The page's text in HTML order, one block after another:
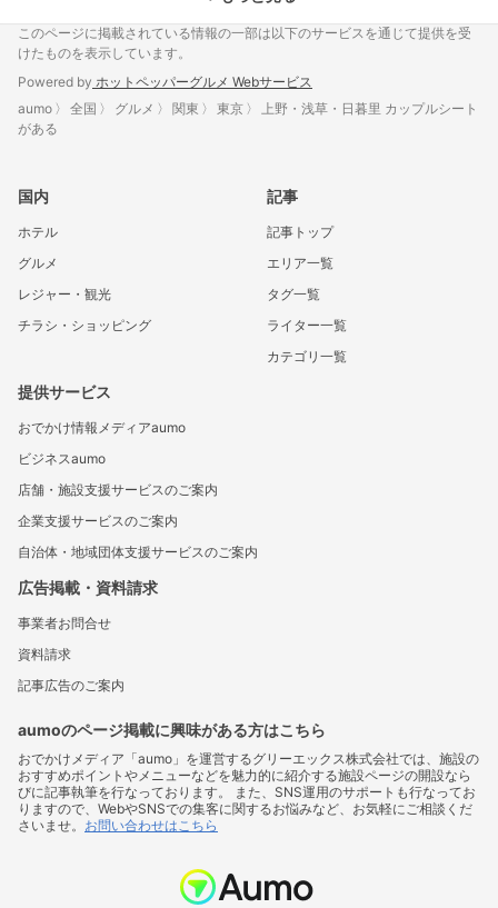
このページに掲載されている情報の一部は以下のサービスを通じて提供を受
けたものを表示しています。
Powered by ホットペッパーグルメ Webサービス
aumo
全国 グルメ 関東 東京
上野・浅草・日暮里 カップルシート
がある
国内
ホテル
グルメ
レジャー・観光
チラシ・ショッピング
記事
記事トップ
エリア一覧
タグ一覧
ライター一覧
カテゴリ一覧
提供サービス
おでかけ情報メディアaumo
ビジネスaumo
店舗・施設支援サービスのご案内
企業支援サービスのご案内
自治体・地域団体支援サービスのご案内
広告掲載・資料請求
事業者お問合せ
資料請求
記事広告のご案内
aumoのページ掲載に興味がある方はこちら
おでかけメディア「aumo」を運営するグリーエックス株式会社では、施設の
おすすめポイントやメニューなどを魅力的に紹介する施設ページの開設なら
びに記事執筆を行なっております。 また、SNS運用のサポートも行なってお
りますので、WebやSNSでの集客に関するお悩みなど、お気軽にご相談くだ
さいませ。 お問い合わせはこちら